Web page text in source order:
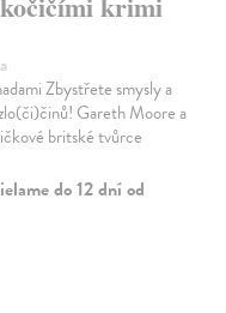
Zbystřete smysly a
Gareth Moore a
britské tvůrce
do 12 dní od